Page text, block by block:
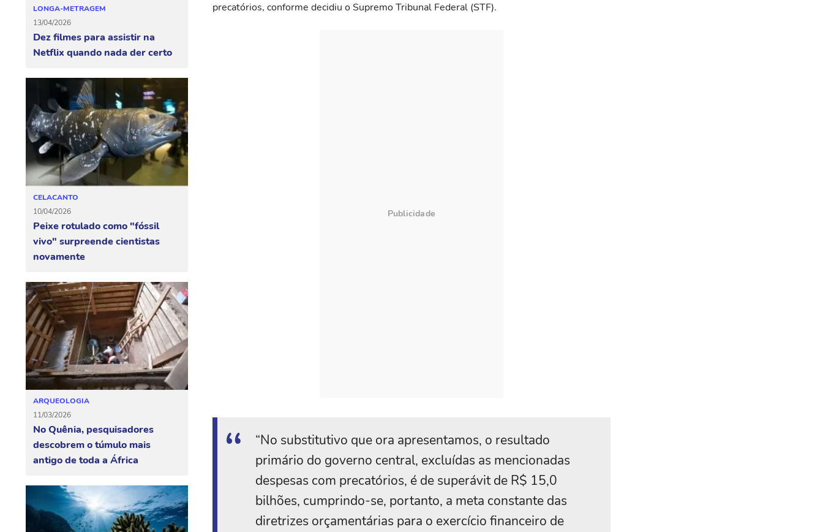
LONGA-METRAGEM
13/04/2026
Dez filmes para assistir na
Netflix quando nada der certo
CELACANTO
10/04/2026
Peixe rotulado como "fóssil
vivo" surpreende cientistas
novamente
ARQUEOLOGIA
11/03/2026
No Quênia, pesquisadores
descobrem o túmulo mais
antigo de toda a África
precatórios, conforme decidiu o Supremo Tribunal Federal (STF).
“No substitutivo que ora apresentamos, o resultado
primário do governo central, excluídas as mencionadas
despesas com precatórios, é de superávit de R$ 15,0
bilhões, cumprindo-se, portanto, a meta constante das
diretrizes orçamentárias para o exercício financeiro de